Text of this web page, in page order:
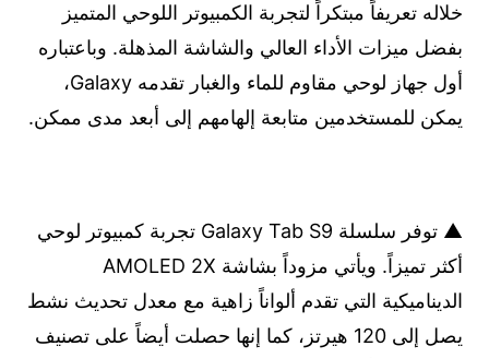
خلاله تعريفاً مبتكراً لتجربة الكمبيوتر اللوحي المتميز
بفضل ميزات الأداء العالي والشاشة المذهلة. وباعتباره
أول جهاز لوحي مقاوم للماء والغبار تقدمه Galaxy،
يمكن للمستخدمين متابعة إلهامهم إلى أبعد مدى ممكن.
▲ توفر سلسلة Galaxy Tab S9 تجربة كمبيوتر لوحي
أكثر تميزاً. ويأتي مزوداً بشاشة AMOLED 2X
الديناميكية التي تقدم ألواناً زاهية مع معدل تحديث نشط
يصل إلى 120 هيرتز، كما إنها حصلت أيضاً على تصنيف